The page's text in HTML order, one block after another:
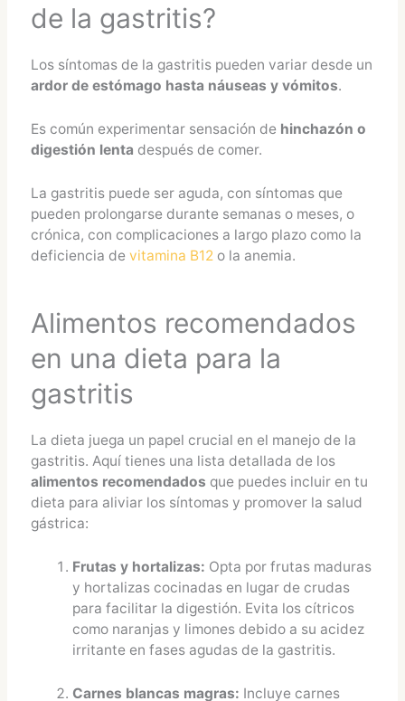
de la gastritis?
Los síntomas de la gastritis pueden variar desde un
ardor de estómago hasta náuseas y vómitos.
Es común experimentar sensación de hinchazón o
digestión lenta después de comer.
La gastritis puede ser aguda, con síntomas que
pueden prolongarse durante semanas o meses, o
crónica, con complicaciones a largo plazo como la
deficiencia de vitamina B12 o la anemia.
Alimentos recomendados
en una dieta para la
gastritis
La dieta juega un papel crucial en el manejo de la
gastritis. Aquí tienes una lista detallada de los
alimentos recomendados que puedes incluir en tu
dieta para aliviar los síntomas y promover la salud
gástrica:
Frutas y hortalizas: Opta por frutas maduras
y hortalizas cocinadas en lugar de crudas
para facilitar la digestión. Evita los cítricos
como naranjas y limones debido a su acidez
irritante en fases agudas de la gastritis.
Carnes blancas magras: Incluye carnes